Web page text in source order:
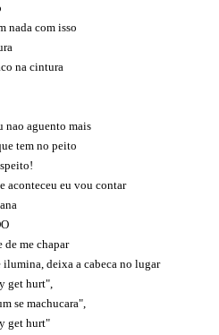
nada com isso
na cintura
nao aguento mais
tem no peito
aconteceu eu vou contar
de me chapar
ilumina, deixa a cabeca no lugar
get hurt",
se machucara",
get hurt"